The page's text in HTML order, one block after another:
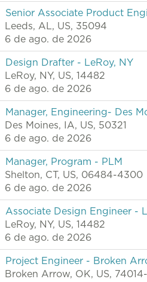
Senior Associate Product
Leeds, AL, US, 35094
6 de ago. de 2026
Design Drafter - LeRoy, NY
LeRoy, NY, US, 14482
6 de ago. de 2026
Manager, Engineering- Des
Des Moines, IA, US, 50321
6 de ago. de 2026
Manager, Program - PLM
Shelton, CT, US, 06484-4300
6 de ago. de 2026
Associate Design Engineer -
LeRoy, NY, US, 14482
6 de ago. de 2026
Project Engineer - Broken
Broken Arrow, OK, US,